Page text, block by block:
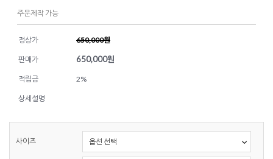
주문제작 가능
정상가 650,000원
판매가 650,000원
적립금 2%
상세설명
사이즈